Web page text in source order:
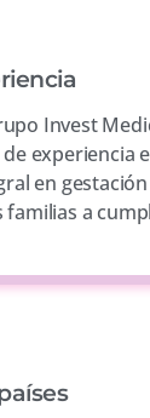
Invest
experiencia
en
a